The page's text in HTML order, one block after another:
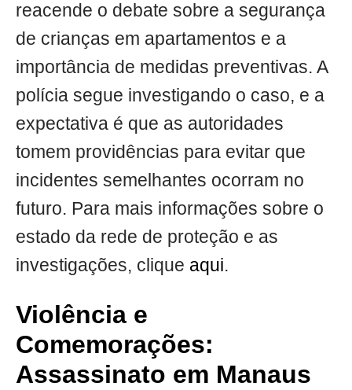
reacende o debate sobre a segurança
de crianças em apartamentos e a
importância de medidas preventivas. A
polícia segue investigando o caso, e a
expectativa é que as autoridades
tomem providências para evitar que
incidentes semelhantes ocorram no
futuro. Para mais informações sobre o
estado da rede de proteção e as
investigações, clique aqui.
Violência e
Comemorações:
Assassinato em Manaus